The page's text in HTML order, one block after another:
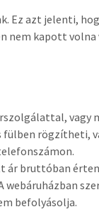
Ez azt jelenti,
nem kapott
fülben
bruttóban
befolyásolja.